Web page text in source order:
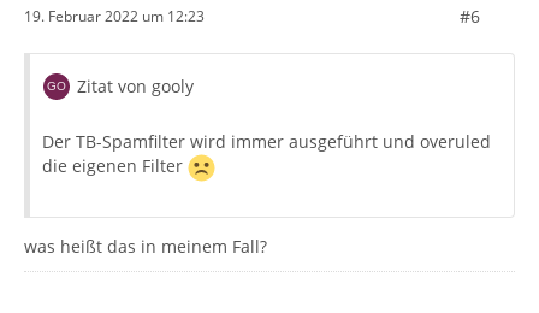
19. Februar 2022 um 12:23 #6
Zitat von gooly
Der TB-Spamfilter wird immer ausgeführt und overuled
die eigenen Filter
was heißt das in meinem Fall?